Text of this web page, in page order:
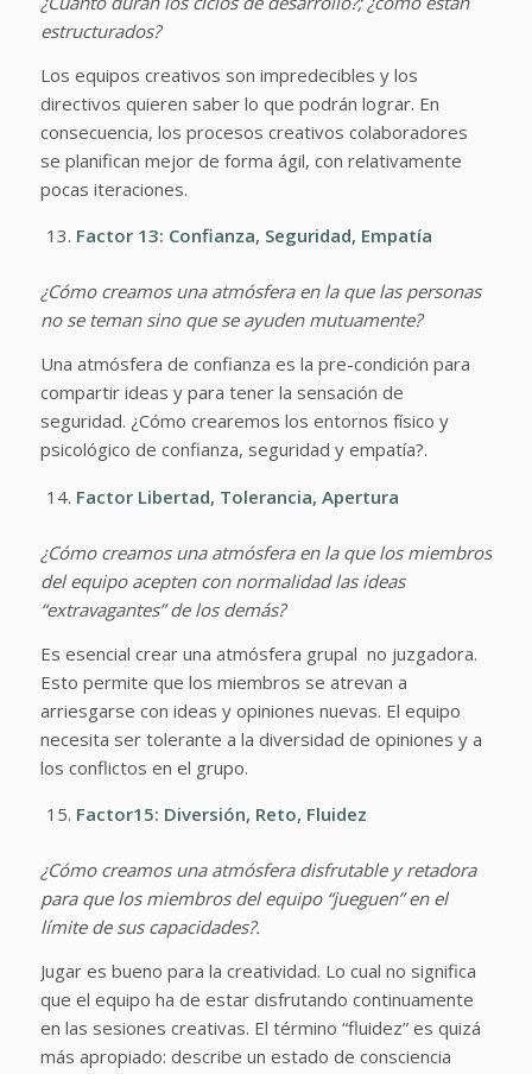
estructurados?
Los equipos creativos son impredecibles y los
directivos quieren saber lo que podrán lograr. En
consecuencia, los procesos creativos colaboradores
se planifican mejor de forma ágil, con relativamente
pocas iteraciones.
Factor 13: Confianza, Seguridad, Empatía
¿Cómo creamos una atmósfera en la que las personas
no se teman sino que se ayuden mutuamente?
Una atmósfera de confianza es la pre-condición para
compartir ideas y para tener la sensación de
seguridad. ¿Cómo crearemos los entornos físico y
psicológico de confianza, seguridad y empatía?.
Factor Libertad, Tolerancia, Apertura
¿Cómo creamos una atmósfera en la que los miembros
del equipo acepten con normalidad las ideas
“extravagantes” de los demás?
Es esencial crear una atmósfera grupal no juzgadora.
Esto permite que los miembros se atrevan a
arriesgarse con ideas y opiniones nuevas. El equipo
necesita ser tolerante a la diversidad de opiniones y a
los conflictos en el grupo.
Factor15: Diversión, Reto, Fluidez
¿Cómo creamos una atmósfera disfrutable y retadora
para que los miembros del equipo “jueguen” en el
límite de sus capacidades?.
Jugar es bueno para la creatividad. Lo cual no significa
que el equipo ha de estar disfrutando continuamente
en las sesiones creativas. El término “fluidez” es quizá
más apropiado: describe un estado de consciencia